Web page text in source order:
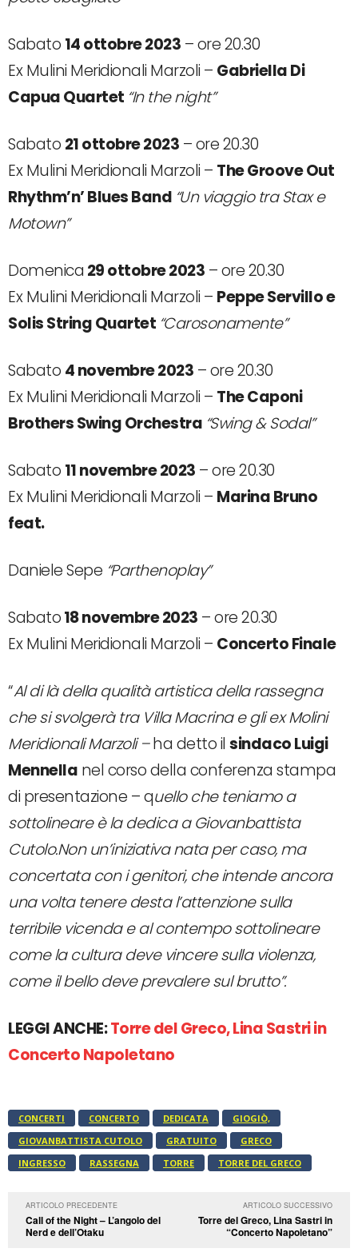
Sabato 14 ottobre 2023 – ore 20.30
Ex Mulini Meridionali Marzoli – Gabriella Di
Capua Quartet “In the night”
Sabato 21 ottobre 2023 – ore 20.30
Ex Mulini Meridionali Marzoli – The Groove Out
Rhythm’n’ Blues Band “Un viaggio tra Stax e
Motown”
Domenica 29 ottobre 2023 – ore 20.30
Ex Mulini Meridionali Marzoli – Peppe Servillo e
Solis String Quartet “Carosonamente”
Sabato 4 novembre 2023 – ore 20.30
Ex Mulini Meridionali Marzoli – The Caponi
Brothers Swing Orchestra “Swing & Sodal”
Sabato 11 novembre 2023 – ore 20.30
Ex Mulini Meridionali Marzoli – Marina Bruno
feat.
Daniele Sepe “Parthenoplay”
Sabato18 novembre 2023 – ore 20.30
Ex Mulini Meridionali Marzoli – Concerto Finale
“Al di là della qualità artistica della rassegna
che si svolgerà tra Villa Macrina e gli ex Molini
Meridionali Marzoli –ha detto il sindaco Luigi
Mennella nel corso della conferenza stampa
di presentazione – quello che teniamo a
sottolineare è la dedica a Giovanbattista
Cutolo.Non un’iniziativa nata per caso, ma
concertata con i genitori, che intende ancora
una volta tenere desta l’attenzione sulla
terribile vicenda e al contempo sottolineare
come la cultura deve vincere sulla violenza,
come il bello deve prevalere sul brutto”.
LEGGI ANCHE:Torre del Greco, Lina Sastri in
Concerto Napoletano
CONCERTI CONCERTO DEDICATA
GIOGIÒ,
GIOVANBATTISTA CUTOLO
GRATUITO
GRECO
INGRESSO
RASSEGNA TORRE TORRE DEL GRECO
ARTICOLO PRECEDENTE
Call of the Night – L’angolo del
Nerd e dell’Otaku
ARTICOLO SUCCESSIVO
Torre del Greco, Lina Sastri in
“Concerto Napoletano”